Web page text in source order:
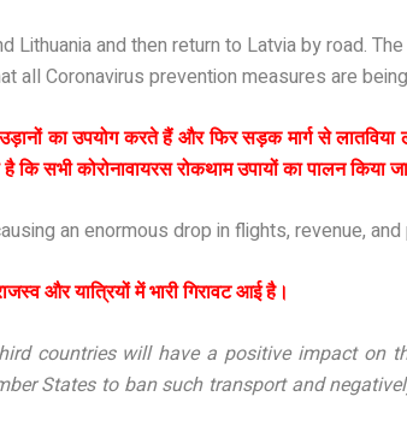
Lithuania and then return to Latvia by road.
all Coronavirus prevention measures are
उड़ानों का उपयोग करते हैं और फिर सड़क मार्ग से
सभी कोरोनावायरस रोकथाम उपायों का पालन किया
an enormous drop in flights, revenue,
और यात्रियों में भारी गिरावट आई है।
countries will have a positive impact on
States to ban such transport and